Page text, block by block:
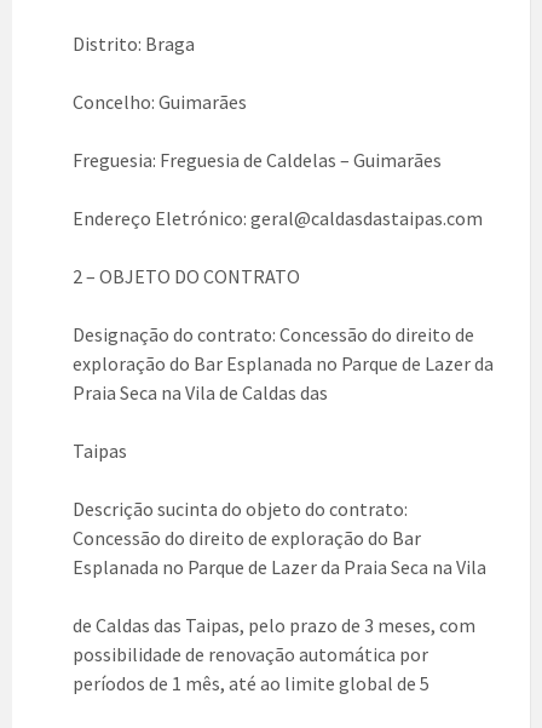
Distrito: Braga
Concelho: Guimarães
Freguesia: Freguesia de Caldelas – Guimarães
Endereço Eletrónico: geral@caldasdastaipas.com
2 – OBJETO DO CONTRATO
Designação do contrato: Concessão do direito de
exploração do Bar Esplanada no Parque de Lazer da
Praia Seca na Vila de Caldas das
Taipas
Descrição sucinta do objeto do contrato:
Concessão do direito de exploração do Bar
Esplanada no Parque de Lazer da Praia Seca na Vila
de Caldas das Taipas, pelo prazo de 3 meses, com
possibilidade de renovação automática por
períodos de 1 mês, até ao limite global de 5